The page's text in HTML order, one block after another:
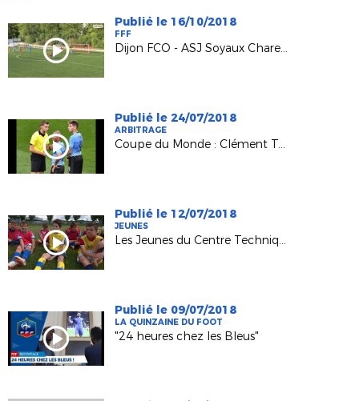
Publié le 16/10/2018
FFF
Dijon FCO - ASJ Soyaux Charente (3-0) / D1 Féminine
Publié le 24/07/2018
ARBITRAGE
Coupe du Monde : Clément Turpin raconte sa compétition
Publié le 12/07/2018
JEUNES
Les Jeunes du Centre Technique et la Coupe du Monde
Publié le 09/07/2018
LA QUINZAINE DU FOOT
"24 heures chez les Bleus"